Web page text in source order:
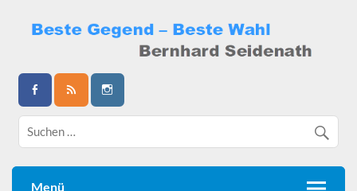
content
Bernhard Seidenath
Menü